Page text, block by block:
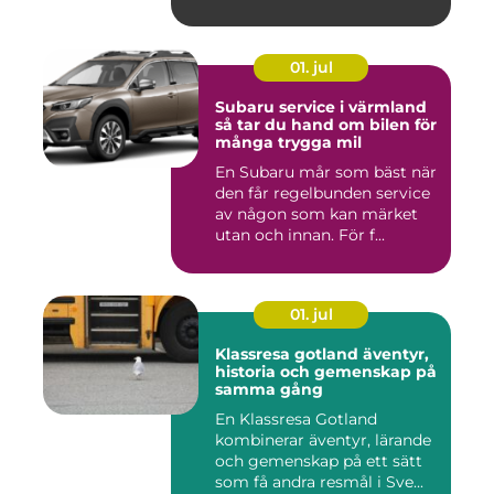
01. jul
Subaru service i värmland
så tar du hand om bilen för
många trygga mil
En Subaru mår som bäst när
den får regelbunden service
av någon som kan märket
utan och innan. För f...
01. jul
Klassresa gotland äventyr,
historia och gemenskap på
samma gång
En Klassresa Gotland
kombinerar äventyr, lärande
och gemenskap på ett sätt
som få andra resmål i Sve...